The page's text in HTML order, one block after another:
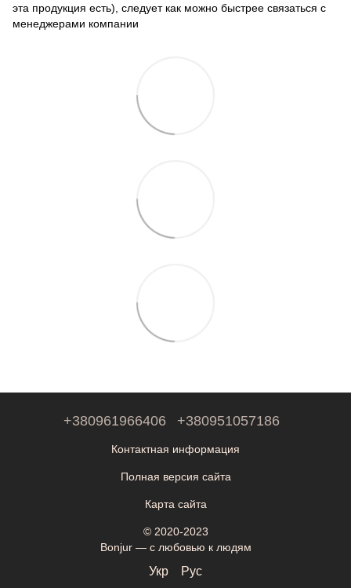
эта продукция есть), следует как можно быстрее связаться с
менеджерами компании
+380961966406 +380951057186
Контактная информация
Полная версия сайта
Карта сайта
© 2020-2023
Bonjur — с любовью к людям
Укр Рус